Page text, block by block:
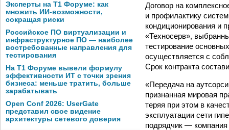
Эксперты на Т1 Форуме: как
множить ИИ-возможности,
сокращая риски
Российское ПО виртуализации и
инфраструктурное ПО — наиболее
востребованные направления для
тестирования
На Т1 Форуме вывели формулу
эффективности ИТ с точки зрения
бизнеса: меньше тратить, больше
зарабатывать
Open Conf 2026: UserGate
представил свое видение
архитектуры сетевого доверия
Договор на
и профилактику
кондиционирования и
«Техносерв»,
тестирование
осуществляется с
Срок контракта
«Передача на
признанная мировая
теряя при этом в
эксплуатации сети
подрядчик — компания